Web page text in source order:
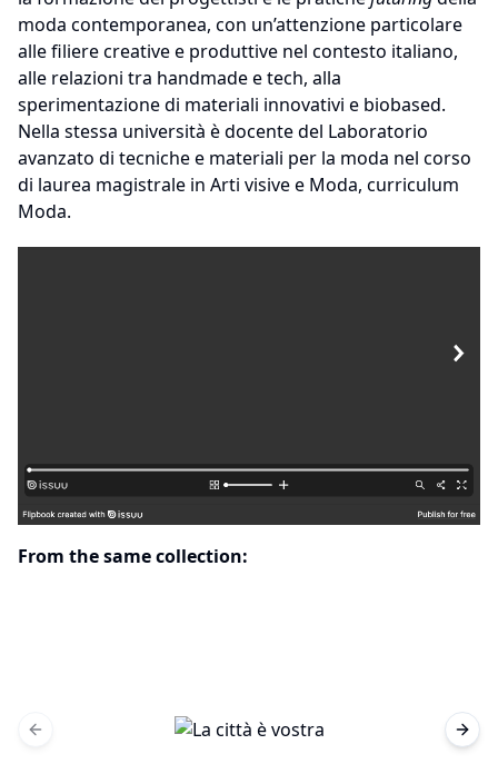
moda contemporanea, con un’attenzione particolare
alle filiere creative e produttive nel contesto italiano,
alle relazioni tra handmade e tech, alla
sperimentazione di materiali innovativi e biobased.
Nella stessa università è docente del Laboratorio
avanzato di tecniche e materiali per la moda nel corso
di laurea magistrale in Arti visive e Moda, curriculum
Moda.
From the same collection:
Previous slide